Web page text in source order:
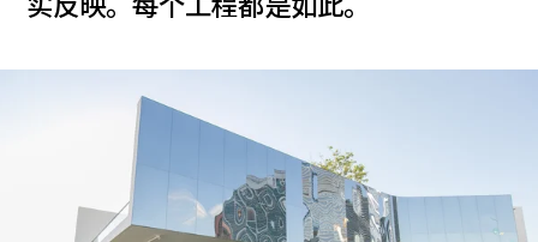
实反映。每个工程都是如此。